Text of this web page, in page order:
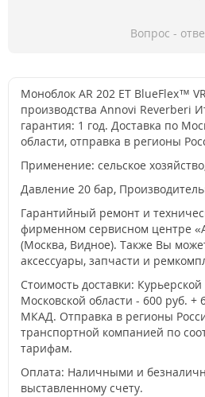
Вопрос -
Моноблок AR 202 ET BlueFlex™
производства Annovi Reverberi
гарантия: 1 год. Доставка по
области, отправка в регионы
Применение: сельское
Давление 20 бар,
Гарантийный ремонт и
фирменном сервисном центре
(Москва, Видное). Также Вы
аксессуары, запчасти и
Стоимость доставки:
Московской области - 600 руб. +
МКАД. Отправка в регионы
транспортной компанией по
тарифам.
Оплата: Наличными и
выставленному счету.